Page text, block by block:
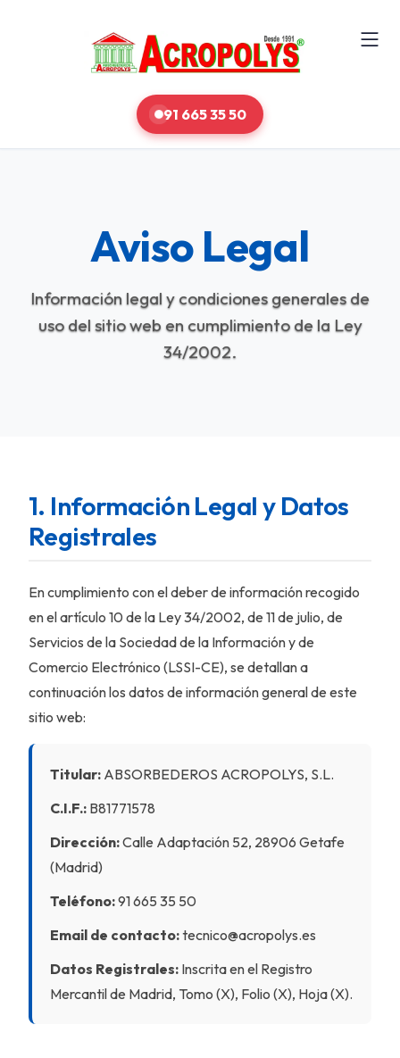
91 665 35 50
Aviso Legal
Información legal y condiciones generales de
uso del sitio web en cumplimiento de la Ley
34/2002.
1. Información Legal y Datos
Registrales
En cumplimiento con el deber de información recogido
en el artículo 10 de la Ley 34/2002, de 11 de julio, de
Servicios de la Sociedad de la Información y de
Comercio Electrónico (LSSI-CE), se detallan a
continuación los datos de información general de este
sitio web:
Titular: ABSORBEDEROS ACROPOLYS, S.L.
C.I.F.: B81771578
Dirección:Calle Adaptación 52, 28906 Getafe
(Madrid)
Teléfono:91 665 35 50
Email de contacto:tecnico@acropolys.es
Datos Registrales: Inscrita en el Registro
Mercantil de Madrid, Tomo (X), Folio (X), Hoja (X).